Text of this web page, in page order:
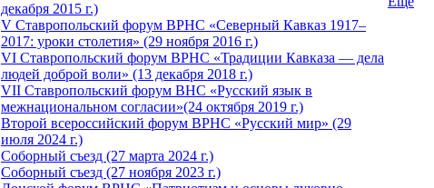
декабря 2015 г.)
V Ставропольский форум ВРНС «Северный Кавказ 1917–
2017: уроки столетия» (29 ноября 2016 г.)
VI Ставропольский форум ВРНС «Традиции Кавказа — дела
людей доброй воли» (13 декабря 2018 г.)
VII Ставропольский форум ВHС «Русский язык в
межнациональном согласии»(24 октября 2019 г.)
Второй всероссийский форум ВРНС «Русский мир» (29
июля 2024 г.)
Соборный съезд (27 марта 2024 г.)
Соборный съезд (27 ноября 2023 г.)